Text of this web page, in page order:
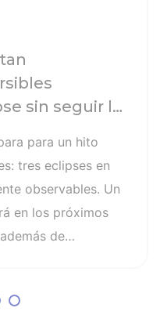
sin seguir las
los peligros
para un hito
tres eclipses en
observables. Un
en los próximos
de
El mayor